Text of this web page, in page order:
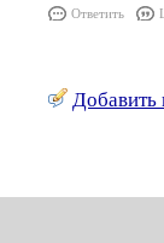
Ответить
Добавить